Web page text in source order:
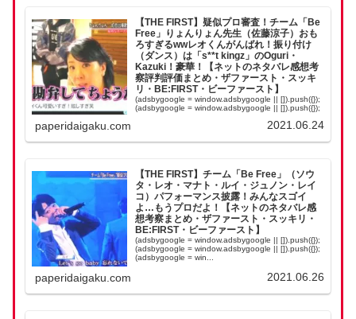
【THE FIRST】疑似プロ審査！チーム「Be
Free」りょんりょん先生（佐藤涼子）おも
ろすぎるwwレオくんがんばれ！振り付け
（ダンス）は「s**t kingz」のOguri・
Kazuki！豪華！【ネットのネタバレ感想考
察評判評価まとめ・ザファースト・スッキ
リ・BE:FIRST・ビーファースト】
(adsbygoogle = window.adsbygoogle || []).push({});
(adsbygoogle = window.adsbygoogle || []).push({});
paperidaigaku.com 2021.06.24
【THE FIRST】チーム「Be Free」（ソウ
タ・レオ・マナト・ルイ・ジュノン・レイ
コ）パフォーマンス披露！みんなスゴイ
よ…もうプロだよ！【ネットのネタバレ感
想考察まとめ・ザファースト・スッキリ・
BE:FIRST・ビーファースト】
(adsbygoogle = window.adsbygoogle || []).push({});
(adsbygoogle = window.adsbygoogle || []).push({});
(adsbygoogle = win...
paperidaigaku.com 2021.06.26